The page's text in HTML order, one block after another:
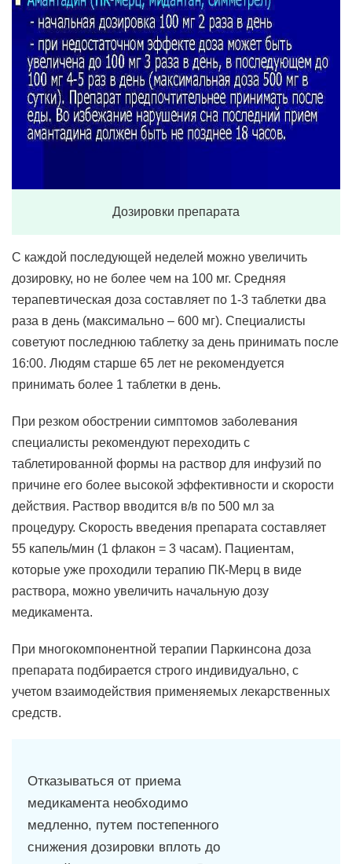
Дозировки препарата
С каждой последующей неделей можно увеличить
дозировку, но не более чем на 100 мг. Средняя
терапевтическая доза составляет по 1-3 таблетки два
раза в день (максимально – 600 мг). Специалисты
советуют последнюю таблетку за день принимать после
16:00. Людям старше 65 лет не рекомендуется
принимать более 1 таблетки в день.
При резком обострении симптомов заболевания
специалисты рекомендуют переходить с
таблетированной формы на раствор для инфузий по
причине его более высокой эффективности и скорости
действия. Раствор вводится в/в по 500 мл за
процедуру. Скорость введения препарата составляет
55 капель/мин (1 флакон = 3 часам). Пациентам,
которые уже проходили терапию ПК-Мерц в виде
раствора, можно увеличить начальную дозу
медикамента.
При многокомпонентной терапии Паркинсона доза
препарата подбирается строго индивидуально, с
учетом взаимодействия применяемых лекарственных
средств.
Отказываться от приема
медикамента необходимо
медленно, путем постепенного
снижения дозировки вплоть до